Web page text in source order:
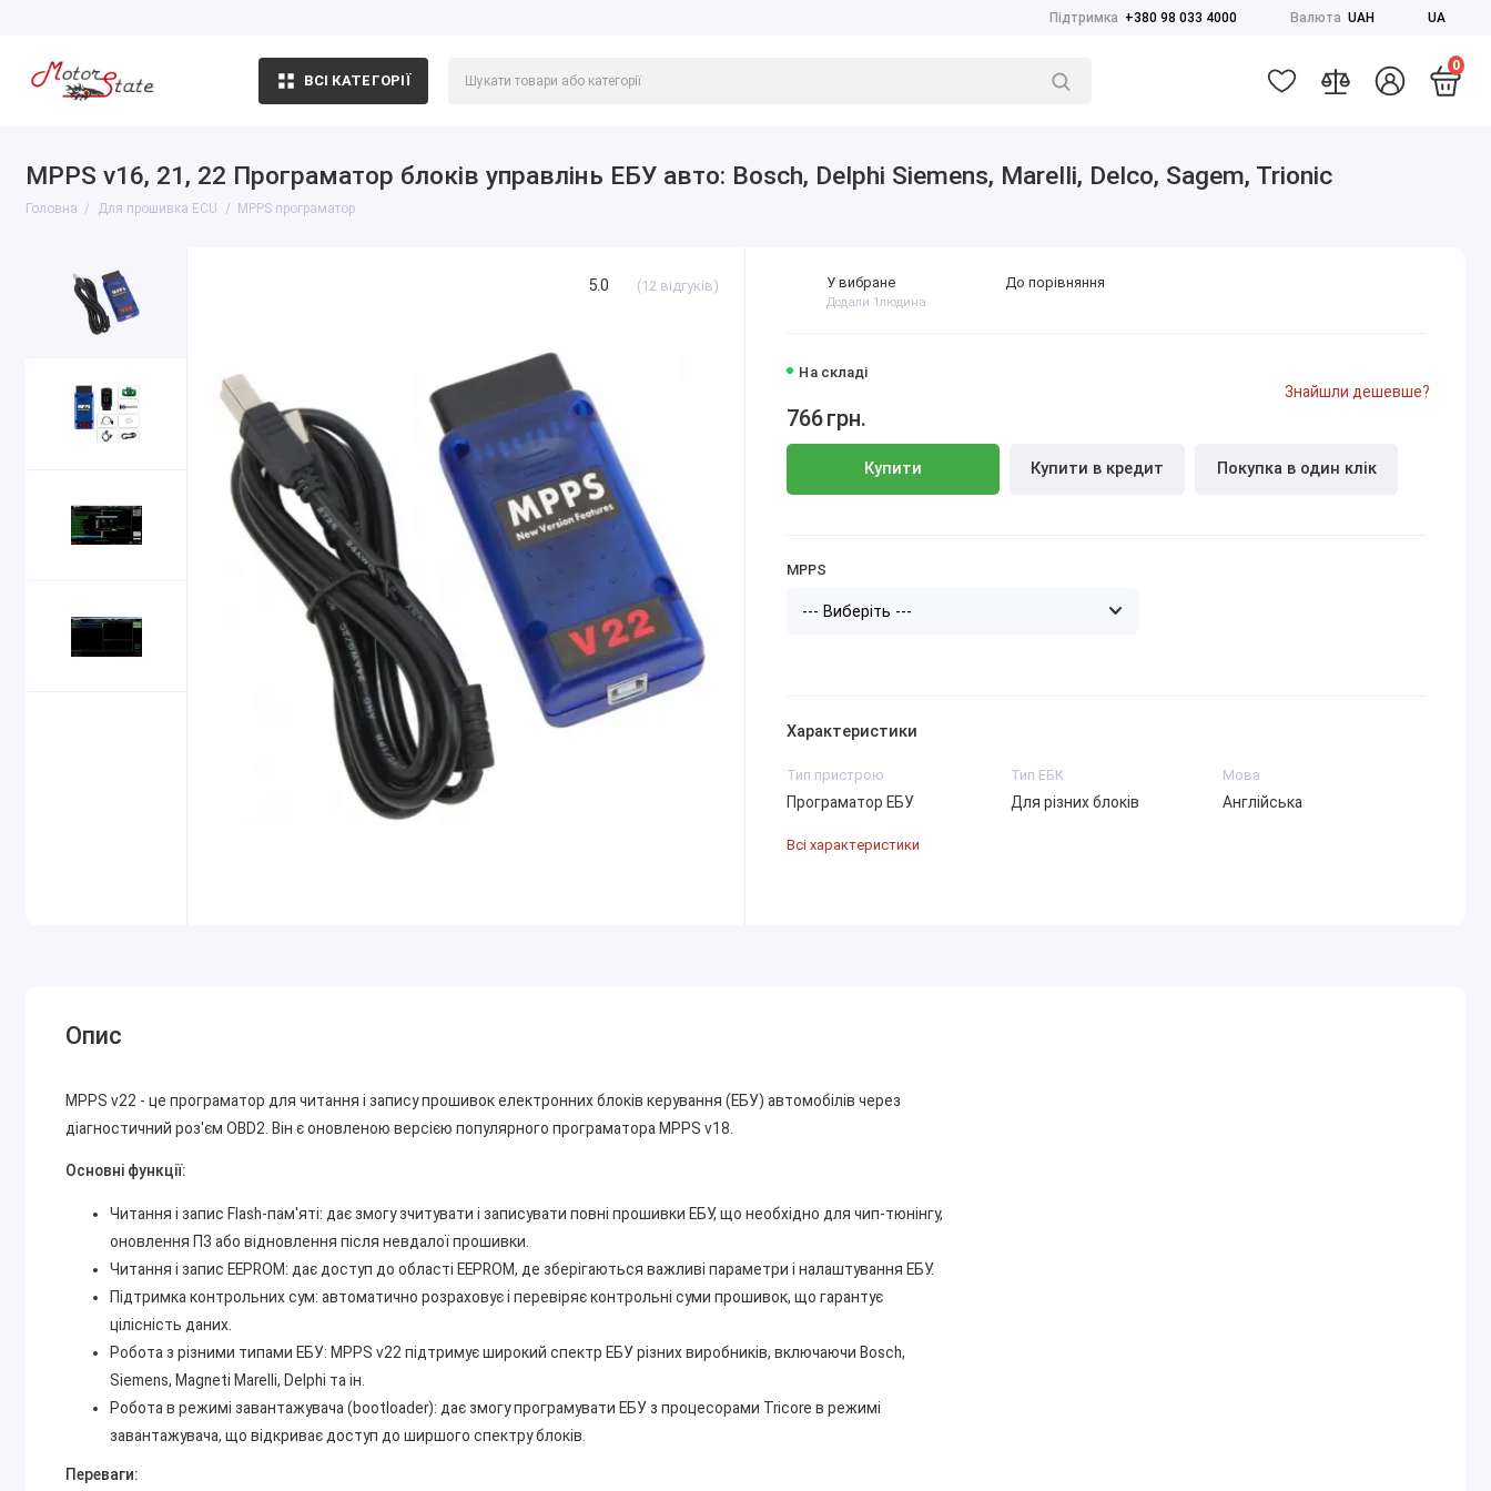
Підтримка +380 98 033 4000 Валюта UAH UA
ВСІ КАТЕГОРІЇ
0
MPPS v16, 21, 22 Програматор блоків управлінь ЕБУ авто: Bosch, Delphi Siemens, Marelli, Delco, Sagem, Trionic
Головна Для прошивка ECU MPPS програматор
5.0 (12 відгуків)
На складі
766грн.
Купити Купити в кредит Покупка в один клік
Знайшли дешевше?
У вибране
Додали 1людина
До порівняння
MPPS
Характеристики
Тип пристрою
Програматор ЕБУ
Тип ЕБК
Для різних блоків
Мова
Англійська
Всі характеристики
Опис
MPPS v22 - це програматор для читання і запису прошивок електронних блоків керування (ЕБУ) автомобілів через
діагностичний роз'єм OBD2. Він є оновленою версією популярного програматора MPPS v18.
Основні функції:
Читання і запис Flash-пам'яті: дає змогу зчитувати і записувати повні прошивки ЕБУ, що необхідно для чип-тюнінгу,
оновлення ПЗ або відновлення після невдалої прошивки.
Читання і запис EEPROM: дає доступ до області EEPROM, де зберігаються важливі параметри і налаштування ЕБУ.
Підтримка контрольних сум: автоматично розраховує і перевіряє контрольні суми прошивок, що гарантує
цілісність даних.
Робота з різними типами ЕБУ: MPPS v22 підтримує широкий спектр ЕБУ різних виробників, включаючи Bosch,
Siemens, Magneti Marelli, Delphi та ін.
Робота в режимі завантажувача (bootloader): дає змогу програмувати ЕБУ з процесорами Tricore в режимі
завантажувача, що відкриває доступ до ширшого спектру блоків.
Переваги: